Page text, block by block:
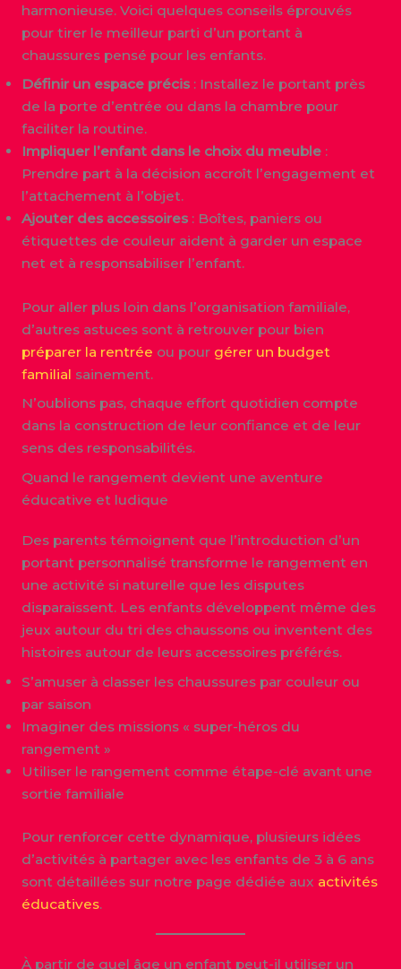
harmonieuse. Voici quelques conseils éprouvés
pour tirer le meilleur parti d’un portant à
chaussures pensé pour les enfants.
Définir un espace précis: Installez le portant près
de la porte d’entrée ou dans la chambre pour
faciliter la routine.
Impliquer l’enfant dans le choix du meuble:
Prendre part à la décision accroît l’engagement et
l’attachement à l’objet.
Ajouter des accessoires: Boîtes, paniers ou
étiquettes de couleur aident à garder un espace
net et à responsabiliser l’enfant.
Pour aller plus loin dans l’organisation familiale,
d’autres astuces sont à retrouver pour bien
préparer la rentrée ou pour gérer un budget
familial sainement.
N’oublions pas, chaque effort quotidien compte
dans la construction de leur confiance et de leur
sens des responsabilités.
Quand le rangement devient une aventure
éducative et ludique
Des parents témoignent que l’introduction d’un
portant personnalisé transforme le rangement en
une activité si naturelle que les disputes
disparaissent. Les enfants développent même des
jeux autour du tri des chaussons ou inventent des
histoires autour de leurs accessoires préférés.
S’amuser à classer les chaussures par couleur ou
par saison
Imaginer des missions « super-héros du
rangement »
Utiliser le rangement comme étape-clé avant une
sortie familiale
Pour renforcer cette dynamique, plusieurs idées
d’activités à partager avec les enfants de 3 à 6 ans
sont détaillées sur notre page dédiée aux activités
éducatives.
À partir de quel âge un enfant peut-il utiliser un